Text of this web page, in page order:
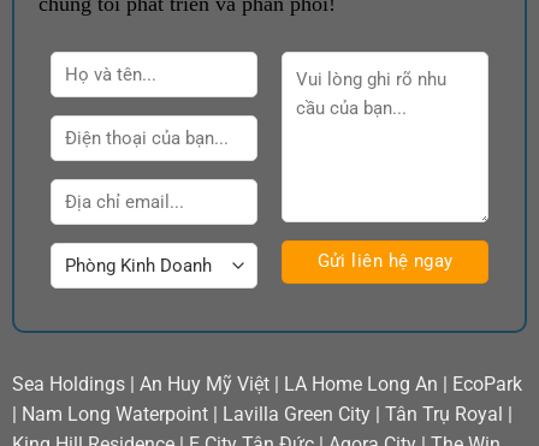
Sea Holdings | An Huy Mỹ Việt | LA Home Long An | EcoPark
| Nam Long Waterpoint | Lavilla Green City | Tân Trụ Royal |